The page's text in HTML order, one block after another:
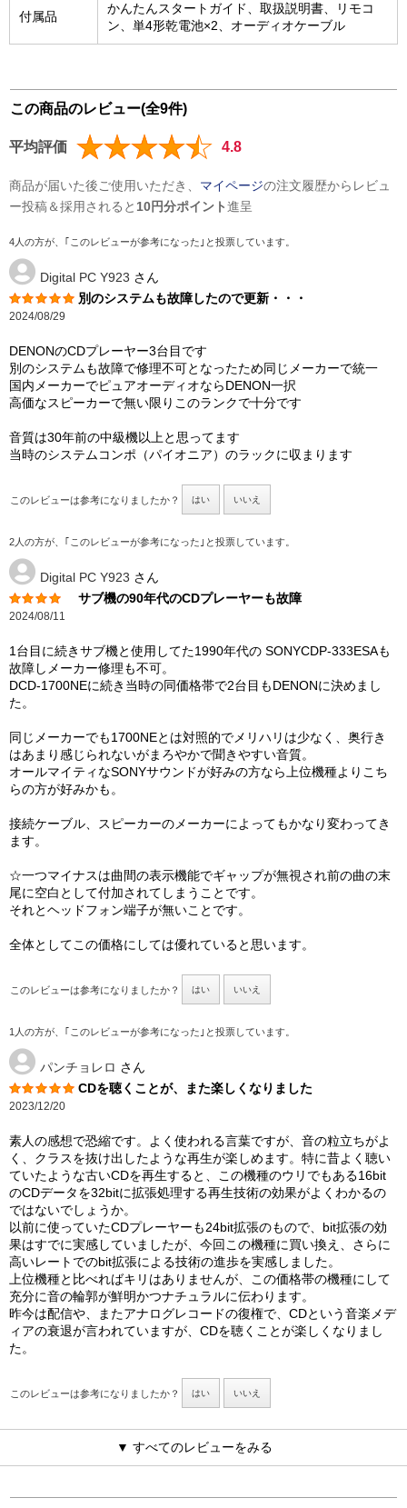
付属品
かんたんスタートガイド、取扱説明書、リモコ
ン、単4形乾電池×2、オーディオケーブル
この商品のレビュー(全9件)
平均評価 4.8
商品が届いた後ご使用いただき、 マイページの注文履歴からレビュ
ー投稿＆採用されると 10円分ポイント進呈
4人の方が、｢このレビューが参考になった｣と投票しています。
Digital PC Y923 さん
別のシステムも故障したので更新・・・
2024/08/29
DENONのCDプレーヤー3台目です
別のシステムも故障で修理不可となったため同じメーカーで統一
国内メーカーでピュアオーディオならDENON一択
高価なスピーカーで無い限りこのランクで十分です
音質は30年前の中級機以上と思ってます
当時のシステムコンポ（パイオニア）のラックに収まります
このレビューは参考になりましたか？ はい いいえ
2人の方が、｢このレビューが参考になった｣と投票しています。
Digital PC Y923 さん
サブ機の90年代のCDプレーヤーも故障
2024/08/11
1台目に続きサブ機と使用してた1990年代の SONYCDP-333ESAも
故障しメーカー修理も不可。
DCD-1700NEに続き当時の同価格帯で2台目もDENONに決めまし
た。
同じメーカーでも1700NEとは対照的でメリハリは少なく、奥行き
はあまり感じられないがまろやかで聞きやすい音質。
オールマイティなSONYサウンドが好みの方なら上位機種よりこち
らの方が好みかも。
接続ケーブル、スピーカーのメーカーによってもかなり変わってき
ます。
☆一つマイナスは曲間の表示機能でギャップが無視され前の曲の末
尾に空白として付加されてしまうことです。
それとヘッドフォン端子が無いことです。
全体としてこの価格にしては優れていると思います。
このレビューは参考になりましたか？ はい いいえ
1人の方が、｢このレビューが参考になった｣と投票しています。
パンチョレロ さん
CDを聴くことが、また楽しくなりました
2023/12/20
素人の感想で恐縮です。よく使われる言葉ですが、音の粒立ちがよ
く、クラスを抜け出したような再生が楽しめます。特に昔よく聴い
ていたような古いCDを再生すると、この機種のウリでもある16bit
のCDデータを32bitに拡張処理する再生技術の効果がよくわかるの
ではないでしょうか。
以前に使っていたCDプレーヤーも24bit拡張のもので、bit拡張の効
果はすでに実感していましたが、今回この機種に買い換え、さらに
高いレートでのbit拡張による技術の進歩を実感しました。
上位機種と比べればキリはありませんが、この価格帯の機種にして
充分に音の輪郭が鮮明かつナチュラルに伝わります。
昨今は配信や、またアナログレコードの復権で、CDという音楽メデ
ィアの衰退が言われていますが、CDを聴くことが楽しくなりまし
た。
このレビューは参考になりましたか？ はい いいえ
▼ すべてのレビューをみる